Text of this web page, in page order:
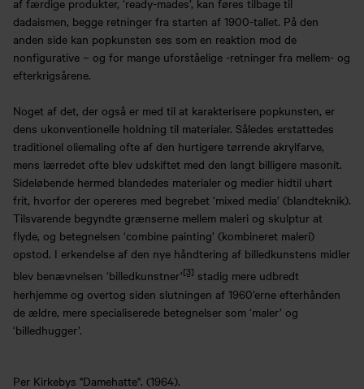
af færdige produkter, ‘ready-mades’, kan føres tilbage til
dadaismen, begge retninger fra starten af 1900-tallet. På den
anden side kan popkunsten ses som en reaktion mod de
nonfigurative – og for mange uforståelige -retninger fra mellem- og
efterkrigsårene.
Noget af det, der også er med til at karakterisere popkunsten, er
dens ukonventionelle holdning til materialer. Således erstattedes
traditionel oliemaling ofte af den hurtigere tørrende akrylfarve,
mens lærredet ofte blev udskiftet med den langt billigere masonit.
Sideløbende hermed blandedes materialer og medier hidtil uhørt
frit, hvorfor der opereres med begrebet ‘mixed media’ (blandteknik).
Tilsvarende begyndte grænserne mellem maleri og skulptur at
flyde, og betegnelsen ‘combine painting’ (kombineret maleri)
opstod. I erkendelse af den nye håndtering af billedkunstens midler
blev benævnelsen ‘billedkunstner’[3] stadig mere udbredt
herhjemme og overtog siden slutningen af 1960’erne efterhånden
de ældre, mere specialiserede betegnelser som ‘maler’ og
‘billedhugger’.
Per Kirkebys "Damehatte". (1964).